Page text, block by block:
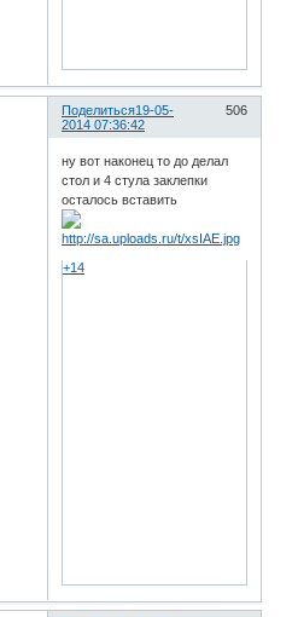
Поделиться 506
19-05-
2014 07:36:42
ну вот наконец то до делал
стол и 4 стула заклепки
осталось вставить
+14